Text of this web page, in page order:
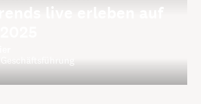
live erleben auf